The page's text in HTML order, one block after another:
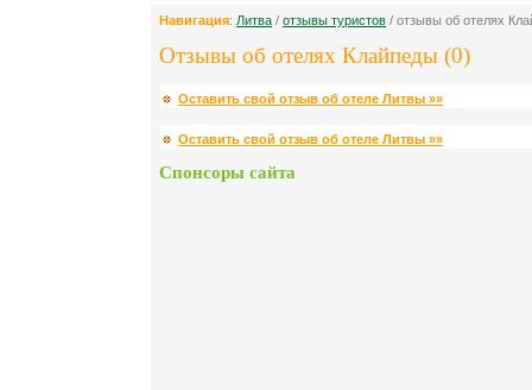
Навигация: Литва / отзывы туристов / отзывы об отелях
Отзывы об отелях Клайпеды (0)
Оставить свой отзыв об отеле Литвы »»
Оставить свой отзыв об отеле Литвы »»
Спонсоры сайта